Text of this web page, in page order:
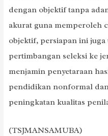
dengan objektif tanpa
akurat guna memperoleh
objektif, persiapan ini
pertimbangan seleksi ke
menjamin penyetaraan
pendidikan nonformal
peningkatan kualitas
(TSJMANSAMUBA)